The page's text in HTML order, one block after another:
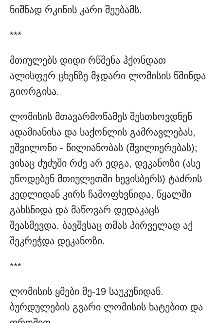
ნიშნად რკინის კარი შეუბამს.
***
მთიულებს დიდი რწმენა ჰქონდათ
ალისფერ ცხენზე მჯდარი ლომისის წმინდა
გიორგისა.
ლომისის მთავარმოწამეს შესთხოვდნენ
ადამიანისა და საქონლის გამრავლებას,
უშვილონი - წილიანობას (შვილიერებას);
ვისაც ძუძუში რძე არ ედგა, დეკანოზი (ასე
უწოდებენ მთიულეთში ხევისბერს) ტაძრის
კედლიდან კირს ჩამოფხვნიდა, წყალში
გახსნიდა და მაწოვარ დედაკაცს
შეასმევდა. ბავშვსაც თმას პირველად აქ
შეკრეჭდა დეკანოზი.
***
ლომისის ყმები მე-19 საუკუნიდან.
ბურდულების გვარი ლომისის ხატებით და